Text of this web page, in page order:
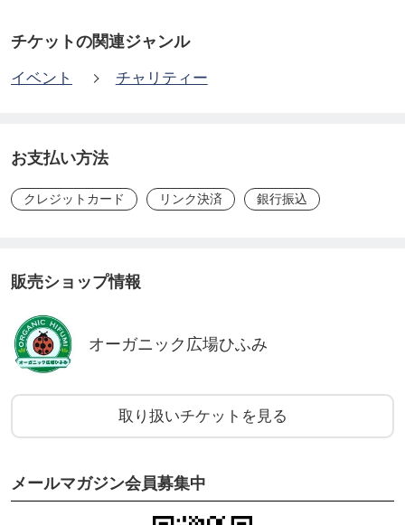
チケットの関連ジャンル
イベント チャリティー
お支払い方法
クレジットカード リンク決済 銀行振込
販売ショップ情報
オーガニック広場ひふみ
取り扱いチケットを見る
メールマガジン会員募集中